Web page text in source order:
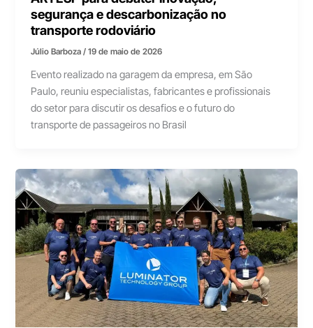
segurança e descarbonização no
transporte rodoviário
Júlio Barboza/19 de maio de 2026
Evento realizado na garagem da empresa, em São
Paulo, reuniu especialistas, fabricantes e profissionais
do setor para discutir os desafios e o futuro do
transporte de passageiros no Brasil